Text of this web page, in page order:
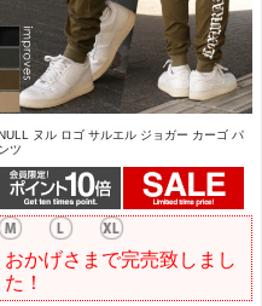
ヌル ロゴ サルエル ジョガー カーゴ パ
ンツ
おかげさまで完売致しまし
た！